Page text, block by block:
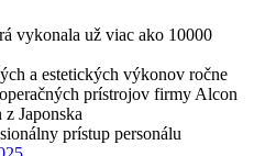
vykonala už viac ako 10000
a estetických výkonov ročne
prístrojov firmy Alcon
Japonska
prístup personálu